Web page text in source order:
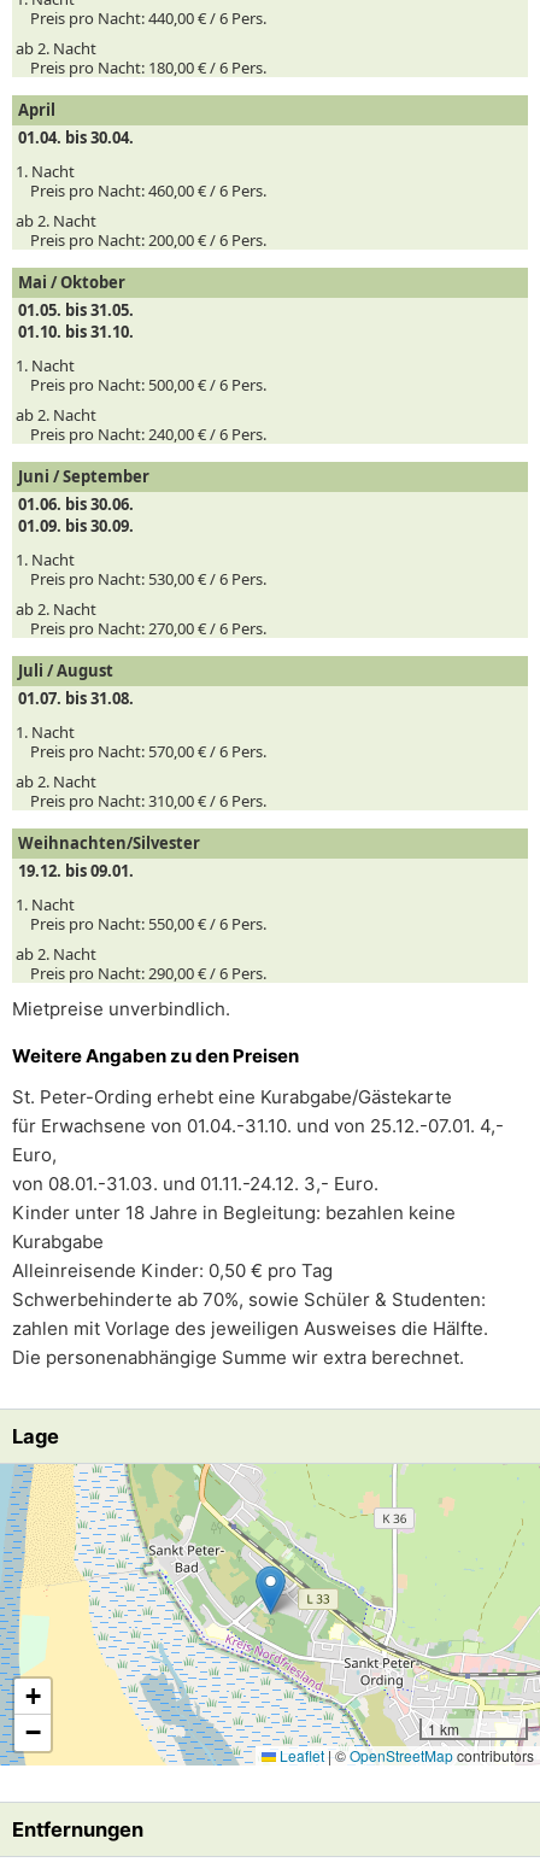
Preis pro Nacht:440,00 € /6 Pers.
ab 2. Nacht
Preis pro Nacht: 180,00 € /6 Pers.
April
01.04. bis 30.04.
1. Nacht
Preis pro Nacht:460,00 € /6 Pers.
ab 2. Nacht
Preis pro Nacht:200,00 € /6 Pers.
Mai / Oktober
01.05. bis 31.05.
01.10. bis 31.10.
1. Nacht
Preis pro Nacht: 500,00 € /6 Pers.
ab 2. Nacht
Preis pro Nacht:240,00 € /6 Pers.
Juni / September
01.06. bis 30.06.
01.09. bis 30.09.
1. Nacht
Preis pro Nacht: 530,00 € /6 Pers.
ab 2. Nacht
Preis pro Nacht:270,00 € /6 Pers.
Juli / August
01.07. bis 31.08.
1. Nacht
Preis pro Nacht: 570,00 € /6 Pers.
ab 2. Nacht
Preis pro Nacht:310,00 € /6 Pers.
Weihnachten/Silvester
19.12. bis 09.01.
1. Nacht
Preis pro Nacht: 550,00 € /6 Pers.
ab 2. Nacht
Preis pro Nacht:290,00 € /6 Pers.
Mietpreise unverbindlich.
Weitere Angaben zu den Preisen
St. Peter-Ording erhebt eine Kurabgabe/Gästekarte
für Erwachsene von 01.04.-31.10. und von 25.12.-07.01. 4,-
Euro,
von 08.01.-31.03. und 01.11.-24.12. 3,- Euro.
Kinder unter 18 Jahre in Begleitung: bezahlen keine
Kurabgabe
Alleinreisende Kinder: 0,50 € pro Tag
Schwerbehinderte ab 70%, sowie Schüler & Studenten:
zahlen mit Vorlage des jeweiligen Ausweises die Hälfte.
Die personenabhängige Summe wir extra berechnet.
Lage
Lade Lageplan
+
−
1 km
Leaflet|©OpenStreetMapcontributors
Entfernungen